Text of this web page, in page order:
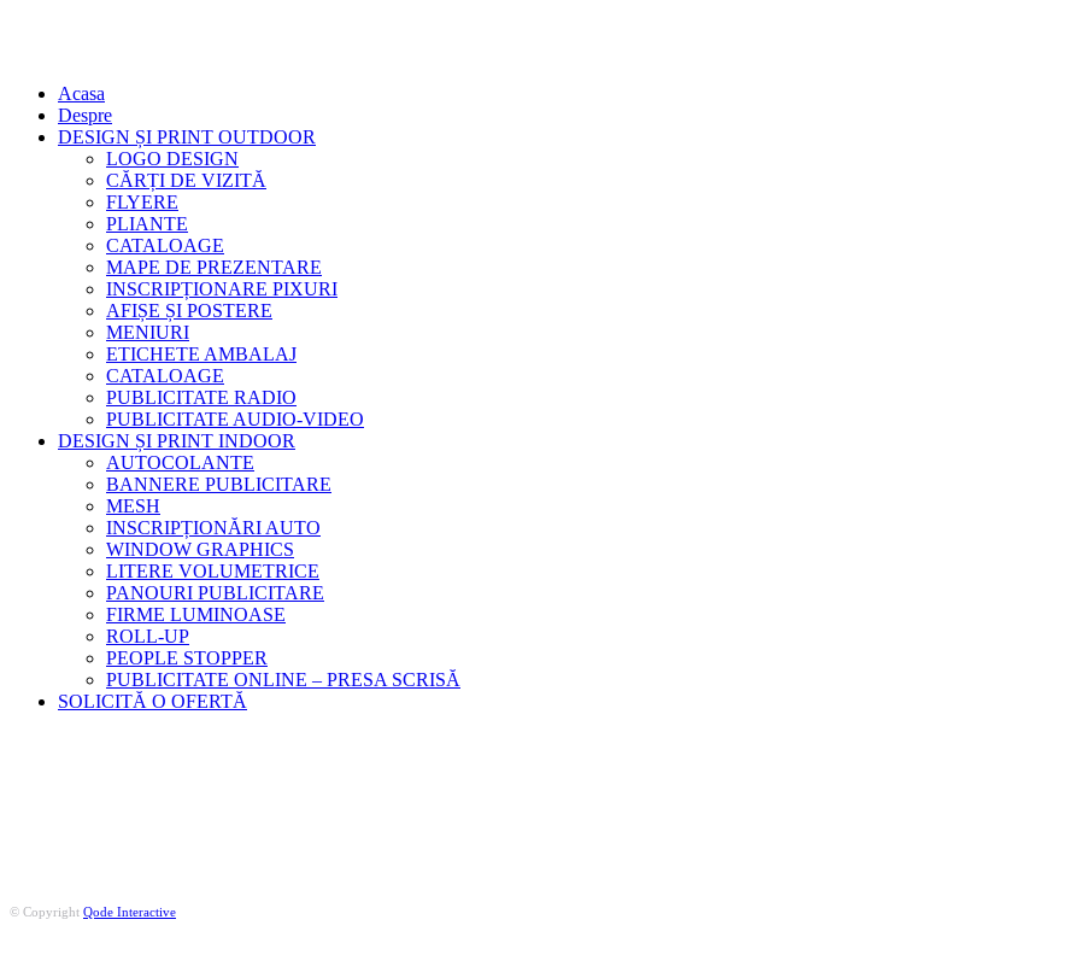
Acasa
Despre
DESIGN ȘI PRINT OUTDOOR
LOGO DESIGN
CĂRȚI DE VIZITĂ
FLYERE
PLIANTE
CATALOAGE
MAPE DE PREZENTARE
INSCRIPȚIONARE PIXURI
AFIȘE ȘI POSTERE
MENIURI
ETICHETE AMBALAJ
CATALOAGE
PUBLICITATE RADIO
PUBLICITATE AUDIO-VIDEO
DESIGN ȘI PRINT INDOOR
AUTOCOLANTE
BANNERE PUBLICITARE
MESH
INSCRIPȚIONĂRI AUTO
WINDOW GRAPHICS
LITERE VOLUMETRICE
PANOURI PUBLICITARE
FIRME LUMINOASE
ROLL-UP
PEOPLE STOPPER
PUBLICITATE ONLINE – PRESA SCRISĂ
SOLICITĂ O OFERTĂ
© Copyright Qode Interactive